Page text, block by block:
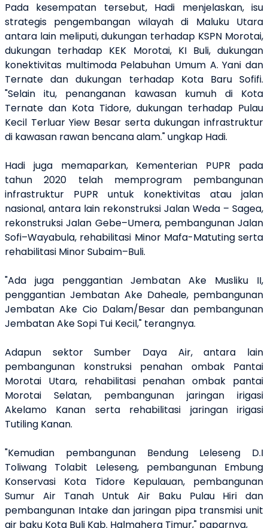
Pada kesempatan tersebut, Hadi menjelaskan, isu
strategis pengembangan wilayah di Maluku Utara
antara lain meliputi, dukungan terhadap KSPN Morotai,
dukungan terhadap KEK Morotai, KI Buli, dukungan
konektivitas multimoda Pelabuhan Umum A. Yani dan
Ternate dan dukungan terhadap Kota Baru Sofifi.
"Selain itu, penanganan kawasan kumuh di Kota
Ternate dan Kota Tidore, dukungan terhadap Pulau
Kecil Terluar Yiew Besar serta dukungan infrastruktur
di kawasan rawan bencana alam." ungkap Hadi.
Hadi juga memaparkan, Kementerian PUPR pada
tahun 2020 telah memprogram pembangunan
infrastruktur PUPR untuk konektivitas atau jalan
nasional, antara lain rekonstruksi Jalan Weda – Sagea,
rekonstruksi Jalan Gebe–Umera, pembangunan Jalan
Sofi–Wayabula, rehabilitasi Minor Mafa-Matuting serta
rehabilitasi Minor Subaim–Buli.
"Ada juga penggantian Jembatan Ake Musliku II,
penggantian Jembatan Ake Daheale, pembangunan
Jembatan Ake Cio Dalam/Besar dan pembangunan
Jembatan Ake Sopi Tui Kecil," terangnya.
Adapun sektor Sumber Daya Air, antara lain
pembangunan konstruksi penahan ombak Pantai
Morotai Utara, rehabilitasi penahan ombak pantai
Morotai Selatan, pembangunan jaringan irigasi
Akelamo Kanan serta rehabilitasi jaringan irigasi
Tutiling Kanan.
"Kemudian pembangunan Bendung Leleseng D.I
Toliwang Tolabit Leleseng, pembangunan Embung
Konservasi Kota Tidore Kepulauan, pembangunan
Sumur Air Tanah Untuk Air Baku Pulau Hiri dan
pembangunan Intake dan jaringan pipa transmisi unit
air baku Kota Buli Kab. Halmahera Timur," paparnya,